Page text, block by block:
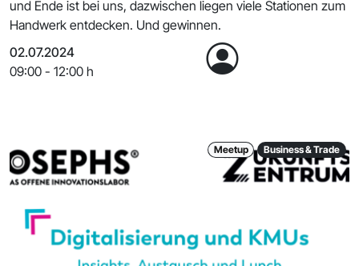
und Ende ist bei uns, dazwischen liegen viele Stationen zum
Handwerk entdecken. Und gewinnen.
02.07.2024
09:00 - 12:00 h
Meetup Business & Trade